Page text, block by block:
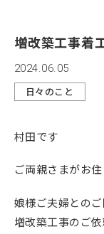
増改築工事着
2024.06.05
日々のこと
村田です
ご両親さまがお
娘様ご夫婦との
増改築工事のご